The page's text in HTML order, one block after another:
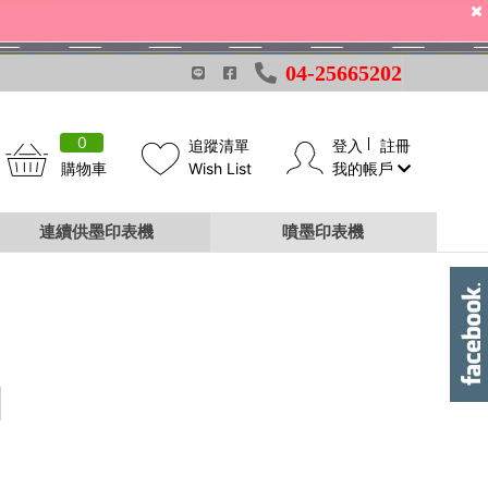
04-25665202
0
購物車
追蹤清單
Wish List
登入
註冊
我的帳戶
連續供墨印表機 噴墨印表機